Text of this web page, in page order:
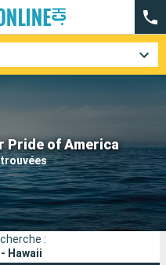
Pride of America
Compagnies
:
Hawaii